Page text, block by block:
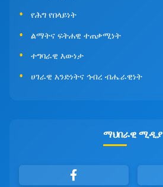
የሕግ የበላይነት
ልማትና ፍትሐዊ ተጠቃሚነት
ተግባራዊ እውነታ
ሀገራዊ አንድነትና ኅብረ ብሔራዊነት
ማህበራዊ ሚዲያ